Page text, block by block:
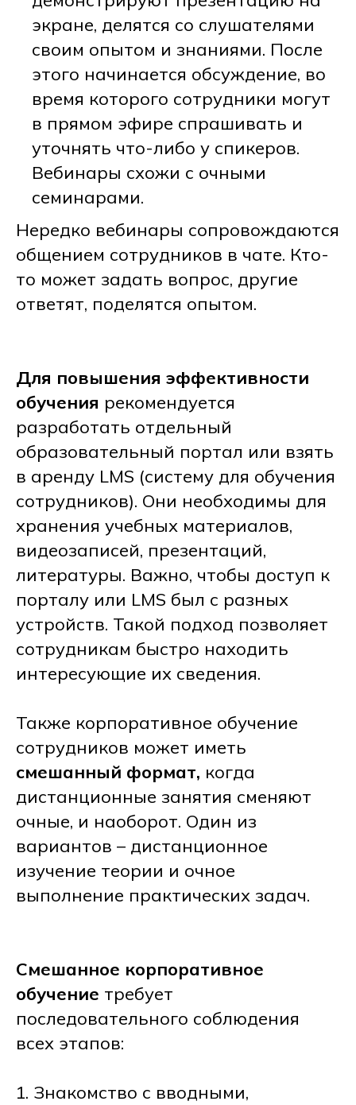
экране, делятся со слушателями
своим опытом и знаниями. После
этого начинается обсуждение, во
время которого сотрудники могут
в прямом эфире спрашивать и
уточнять что-либо у спикеров.
Вебинары схожи с очными
семинарами.
Нередко вебинары сопровождаются
общением сотрудников в чате. Кто-
то может задать вопрос, другие
ответят, поделятся опытом.
Для повышения эффективности
обучения рекомендуется
разработать отдельный
образовательный портал или взять
в аренду LMS (систему для обучения
сотрудников). Они необходимы для
хранения учебных материалов,
видеозаписей, презентаций,
литературы. Важно, чтобы доступ к
порталу или LMS был с разных
устройств. Такой подход позволяет
сотрудникам быстро находить
интересующие их сведения.
Также корпоративное обучение
сотрудников может иметь
смешанный формат, когда
дистанционные занятия сменяют
очные, и наоборот. Один из
вариантов – дистанционное
изучение теории и очное
выполнение практических задач.
Смешанное корпоративное
обучение требует
последовательного соблюдения
всех этапов:
Знакомство с вводными,